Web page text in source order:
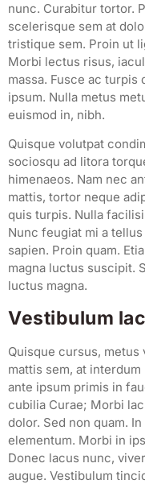
nunc. Curabitur tortor.
scelerisque sem at
tristique sem. Proin ut
Morbi lectus risus,
massa. Fusce ac turpis
ipsum. Nulla metus
euismod in, nibh.
Quisque volutpat
sociosqu ad litora
himenaeos. Nam nec
mattis, tortor neque
quis turpis. Nulla
Nunc feugiat mi a
sapien. Proin quam.
magna luctus suscipit.
luctus magna.
Vestibulum
Quisque cursus, metus
mattis sem, at
ante ipsum primis in
cubilia Curae; Morbi
dolor. Sed non quam.
elementum. Morbi in
Donec lacus nunc,
augue. Vestibulum